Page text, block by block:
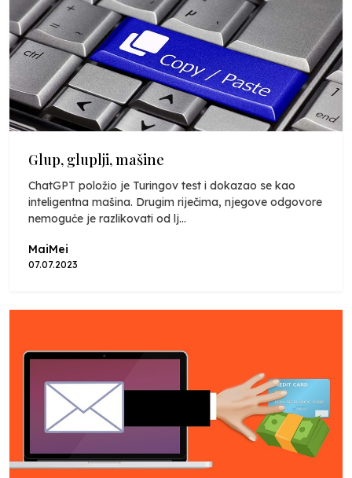
Glup, gluplji, mašine
ChatGPT položio je Turingov test i dokazao se kao
inteligentna mašina. Drugim riječima, njegove odgovore
nemoguće je razlikovati od lj...
MaiMei
07.07.2023